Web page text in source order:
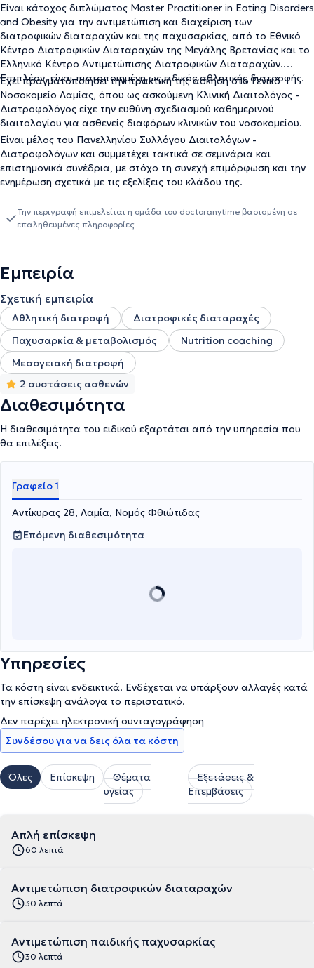
Είναι κάτοχος διπλώματος Master Practitioner in Eating Disorders
and Obesity για την αντιμετώπιση και διαχείριση των
διατροφικών διαταραχών και της παχυσαρκίας, από το Εθνικό
Κέντρο Διατροφικών Διαταραχών της Μεγάλης Βρετανίας και το
Ελληνικό Κέντρο Αντιμετώπισης Διατροφικών Διαταραχών.
Επιπλέον, είναι πιστοποιημένη ως ειδικός αθλητικής διατροφής.
Έχει πραγματοποιήσει την πρακτική της άσκηση στο Γενικό
Νοσοκομείο Λαμίας, όπου ως ασκούμενη Κλινική Διαιτολόγος -
Διατροφολόγος είχε την ευθύνη σχεδιασμού καθημερινού
διαιτολογίου για ασθενείς διαφόρων κλινικών του νοσοκομείου.
Είναι μέλος του Πανελληνίου Συλλόγου Διαιτολόγων -
Διατροφολόγων και συμμετέχει τακτικά σε σεμινάρια και
επιστημονικά συνέδρια, με στόχο τη συνεχή επιμόρφωση και την
ενημέρωση σχετικά με τις εξελίξεις του κλάδου της.
Την περιγραφή επιμελείται η ομάδα του doctoranytime βασισμένη σε
επαληθευμένες πληροφορίες.
Εμπειρία
Σχετική εμπειρία
Αθλητική διατροφή
Διατροφικές διαταραχές
Παχυσαρκία & μεταβολισμός
Nutrition coaching
Μεσογειακή διατροφή
2 συστάσεις ασθενών
Διαθεσιμότητα
Η διαθεσιμότητα του ειδικού εξαρτάται από την υπηρεσία που
θα επιλέξεις.
Γραφείο 1
Αντίκυρας 28, Λαμία, Νομός Φθιώτιδας
Επόμενη διαθεσιμότητα
Υπηρεσίες
Τα κόστη είναι ενδεικτικά. Ενδέχεται να υπάρξουν αλλαγές κατά
την επίσκεψη ανάλογα το περιστατικό.
Δεν παρέχει ηλεκτρονική συνταγογράφηση
Συνδέσου για να δεις όλα τα κόστη
Όλες Επίσκεψη
Θέματα
υγείας
Εξετάσεις &
Επεμβάσεις
Απλή επίσκεψη
60 λεπτά
Αντιμετώπιση διατροφικών διαταραχών
30 λεπτά
Αντιμετώπιση παιδικής παχυσαρκίας
30 λεπτά